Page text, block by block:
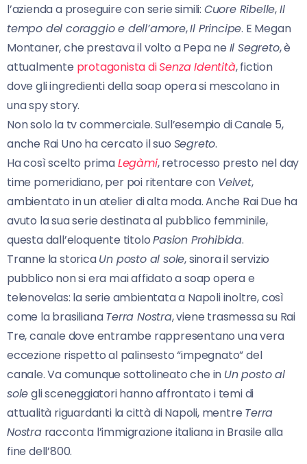
l’azienda a proseguire con serie simili: Cuore Ribelle,Il
tempo del coraggio e dell’amore,Il Principe. E Megan
Montaner, che prestava il volto a Pepa ne Il Segreto, è
attualmente protagonista diSenza Identità, fiction
dove gli ingredienti della soap opera si mescolano in
una spy story.
Non solo la tv commerciale. Sull’esempio di Canale 5,
anche Rai Uno ha cercato il suo Segreto.
Ha così scelto primaLegàmi, retrocesso presto nel day
time pomeridiano, per poi ritentare con Velvet,
ambientato in un atelier di alta moda. Anche Rai Due ha
avuto la sua serie destinata al pubblico femminile,
questa dall’eloquente titoloPasion Prohibida.
Tranne la storicaUn posto al sole, sinora il servizio
pubblico non si era mai affidato a soap opera e
telenovelas: la serie ambientata a Napoli inoltre, così
come la brasilianaTerra Nostra, viene trasmessa su Rai
Tre, canale dove entrambe rappresentano una vera
eccezione rispetto al palinsesto “impegnato” del
canale. Va comunque sottolineato che in Un posto al
solegli sceneggiatori hanno affrontato i temi di
attualità riguardanti la città di Napoli, mentre Terra
Nostraracconta l’immigrazione italiana in Brasile alla
fine dell’800.